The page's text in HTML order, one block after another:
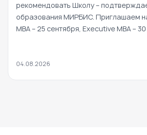
рекомендовать Школу –
образования МИРБИС. Приглашаем
MBA – 25 сентября, Executive MBA –
04.08.2026